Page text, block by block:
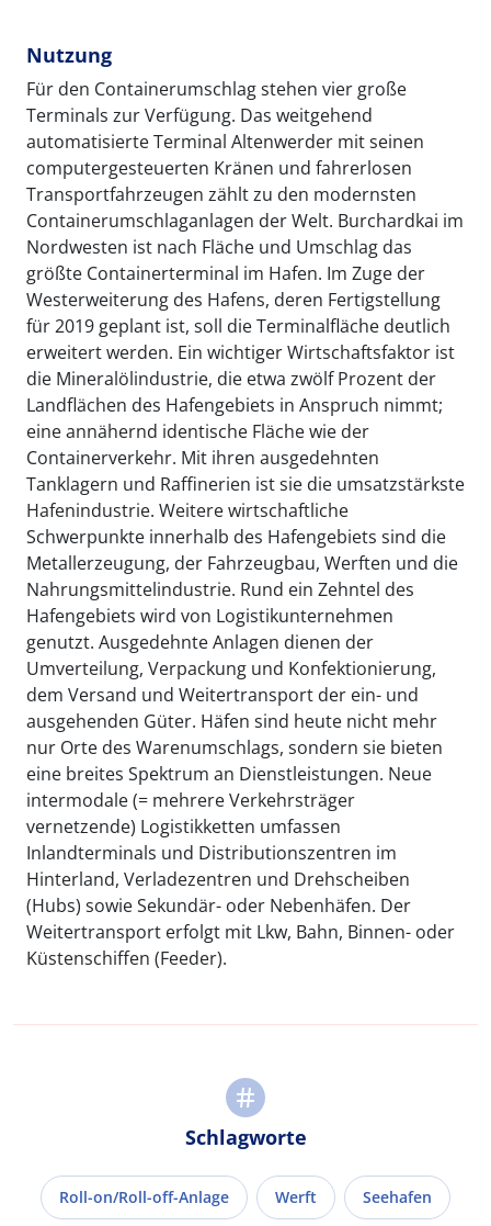
Nutzung
Für den Containerumschlag stehen vier große
Terminals zur Verfügung. Das weitgehend
automatisierte Terminal Altenwerder mit seinen
computergesteuerten Kränen und fahrerlosen
Transportfahrzeugen zählt zu den modernsten
Containerumschlaganlagen der Welt. Burchardkai im
Nordwesten ist nach Fläche und Umschlag das
größte Containerterminal im Hafen. Im Zuge der
Westerweiterung des Hafens, deren Fertigstellung
für 2019 geplant ist, soll die Terminalfläche deutlich
erweitert werden. Ein wichtiger Wirtschaftsfaktor ist
die Mineralölindustrie, die etwa zwölf Prozent der
Landflächen des Hafengebiets in Anspruch nimmt;
eine annähernd identische Fläche wie der
Containerverkehr. Mit ihren ausgedehnten
Tanklagern und Raffinerien ist sie die umsatzstärkste
Hafenindustrie. Weitere wirtschaftliche
Schwerpunkte innerhalb des Hafengebiets sind die
Metallerzeugung, der Fahrzeugbau, Werften und die
Nahrungsmittelindustrie. Rund ein Zehntel des
Hafengebiets wird von Logistikunternehmen
genutzt. Ausgedehnte Anlagen dienen der
Umverteilung, Verpackung und Konfektionierung,
dem Versand und Weitertransport der ein- und
ausgehenden Güter. Häfen sind heute nicht mehr
nur Orte des Warenumschlags, sondern sie bieten
eine breites Spektrum an Dienstleistungen. Neue
intermodale (= mehrere Verkehrsträger
vernetzende) Logistikketten umfassen
Inlandterminals und Distributionszentren im
Hinterland, Verladezentren und Drehscheiben
(Hubs) sowie Sekundär- oder Nebenhäfen. Der
Weitertransport erfolgt mit Lkw, Bahn, Binnen- oder
Küstenschiffen (Feeder).
Schlagworte
Roll-on/Roll-off-Anlage Werft Seehafen